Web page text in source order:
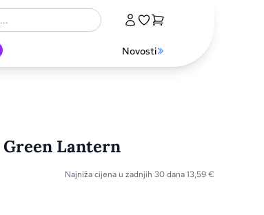
Novosti
Green Lantern
Najniža cijena u zadnjih 30 dana13,59€